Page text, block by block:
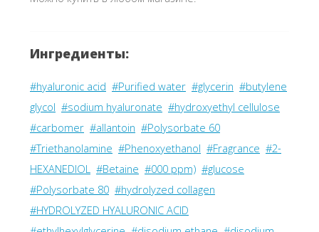
Ингредиенты:
#hyaluronic acid #Purified water #glycerin #butylene
glycol #sodium hyaluronate #hydroxyethyl cellulose
#carbomer #allantoin #Polysorbate 60
#Triethanolamine #Phenoxyethanol #Fragrance #2-
HEXANEDIOL #Betaine #000 ppm) #glucose
#Polysorbate 80 #hydrolyzed collagen
#HYDROLYZED HYALURONIC ACID